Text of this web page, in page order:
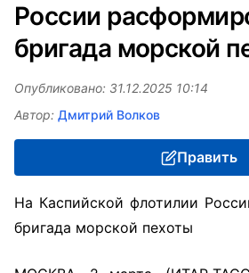
России
бригада морской
Опубликовано: 31.12.2025 10:14
Автор: Дмитрий Волков
Править
На Каспийской флотилии
бригада морской пехоты